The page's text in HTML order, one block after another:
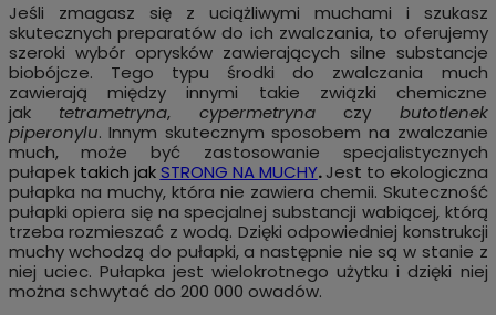
Jeśli zmagasz się z uciążliwymi muchami i szukasz
skutecznych preparatów do ich zwalczania, to oferujemy
szeroki wybór oprysków zawierających silne substancje
biobójcze. Tego typu środki do zwalczania much
zawierają między innymi takie związki chemiczne
jak tetrametryna, cypermetrynaczy butotlenek
piperonylu. Innym skutecznym sposobem na zwalczanie
much, może być zastosowanie specjalistycznych
pułapektakich jakSTRONG NA MUCHY. Jest to ekologiczna
pułapka na muchy, która nie zawiera chemii. Skuteczność
pułapki opiera się na specjalnej substancji wabiącej, którą
trzeba rozmieszać z wodą. Dzięki odpowiedniej konstrukcji
muchy wchodzą do pułapki, a następnie nie są w stanie z
niej uciec. Pułapka jest wielokrotnego użytku i dzięki niej
można schwytać do 200 000 owadów.